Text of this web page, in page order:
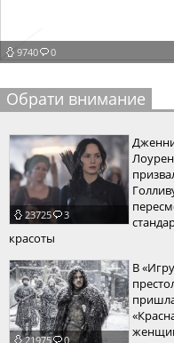
пїЅпїЅпїЅ
пїЅпїЅпїЅ
пїЅпїЅпїЅ
пїЅпїЅпїЅпїЅпїЅ
9740 0
Обрати внимание
23725 3
красоты
21975 0
В «Игру